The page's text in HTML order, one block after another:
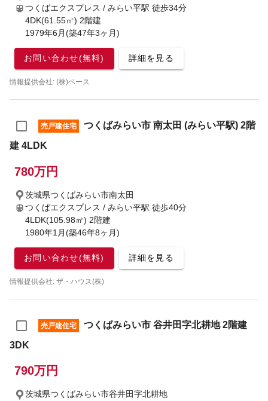
つくばエクスプレス / みらい平駅 徒歩34分
4DK(61.55㎡) 2階建
1979年6月(築47年3ヶ月)
お問い合わせ(無料) 詳細を見る
情報提供会社: (株)ベース
売戸建住宅
つくばみらい市 南太田 (みらい平駅) 2階
建 4LDK
780万円
茨城県つくばみらい市南太田
つくばエクスプレス / みらい平駅 徒歩40分
4LDK(105.98㎡) 2階建
1980年1月(築46年8ヶ月)
お問い合わせ(無料) 詳細を見る
情報提供会社: ザ・ハウス(株)
売戸建住宅
つくばみらい市 谷井田字北耕地 2階建
3DK
790万円
茨城県つくばみらい市谷井田字北耕地